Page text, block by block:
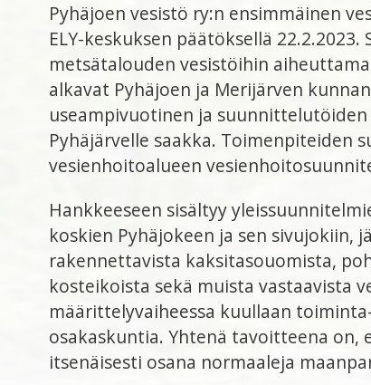
Pyhäjoen vesistö ry:n ensimmäinen
ELY-keskuksen päätöksellä
metsätalouden vesistöihin
alkavat Pyhäjoen ja Merijärven
useampivuotinen ja
Pyhäjärvelle saakka.
vesienhoitoalueen
Hankkeeseen sisältyy
koskien Pyhäjokeen ja sen sivujokiin,
rakennettavista kaksitasouomista,
kosteikoista sekä muista vastaavista
määrittelyvaiheessa kuullaan
osakaskuntia. Yhtenä tavoitteena
itsenäisesti osana normaaleja